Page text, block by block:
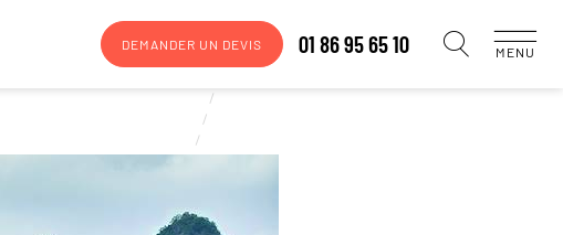
DEMANDER UN DEVIS 01 86 95 65 10 MENU